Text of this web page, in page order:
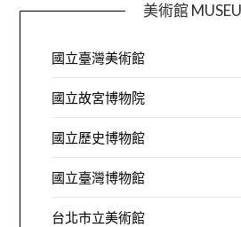
美術館
國立臺灣美術館
國立故宮博物院
國立歷史博物館
國立臺灣博物館
台北市立美術館